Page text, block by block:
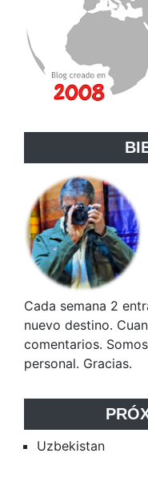
Cada semana 2
nuevo destino.
comentarios.
personal. Gracias.
Uzbekistan